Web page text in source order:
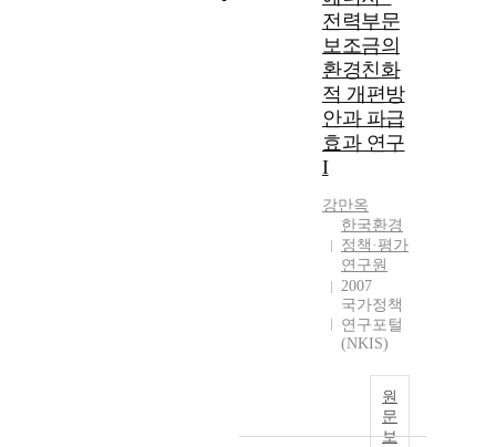
전력부문
보조금의
환경친화
적 개편방
안과 파급
효과 연구
I
강만옥
한국환경
정책·평가
연구원
2007
국가정책
연구포털
(NKIS)
원
문
보